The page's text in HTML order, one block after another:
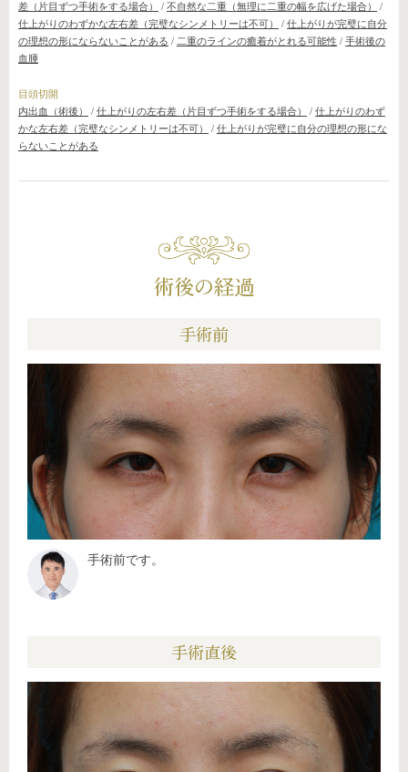
差（片目ずつ手術をする場合）
/ 不自然な二重（無理に二重の幅を広げた場合）
/
仕上がりのわずかな左右差（完璧なシンメトリーは不可）
/ 仕上がりが完璧に自分
の理想の形にならないことがある / 二重のラインの癒着がとれる可能性 / 手術後の
血腫
目頭切開
内出血（術後）
/ 仕上がりの左右差（片目ずつ手術をする場合） / 仕上がりのわず
かな左右差（完璧なシンメトリーは不可）
/ 仕上がりが完璧に自分の理想の形にな
らないことがある
術後の経過
手術前
手術前です。
手術直後